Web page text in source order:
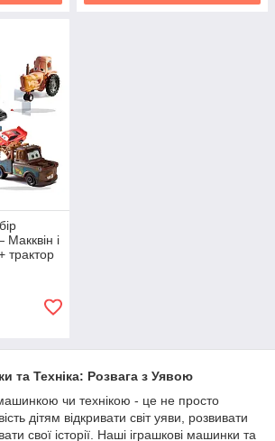
і
трактор
та Техніка: Розвага з Уявою
чи технікою - це не просто
дітям відкривати світ уяви, розвивати
свої історії. Наші іграшкові машинки та